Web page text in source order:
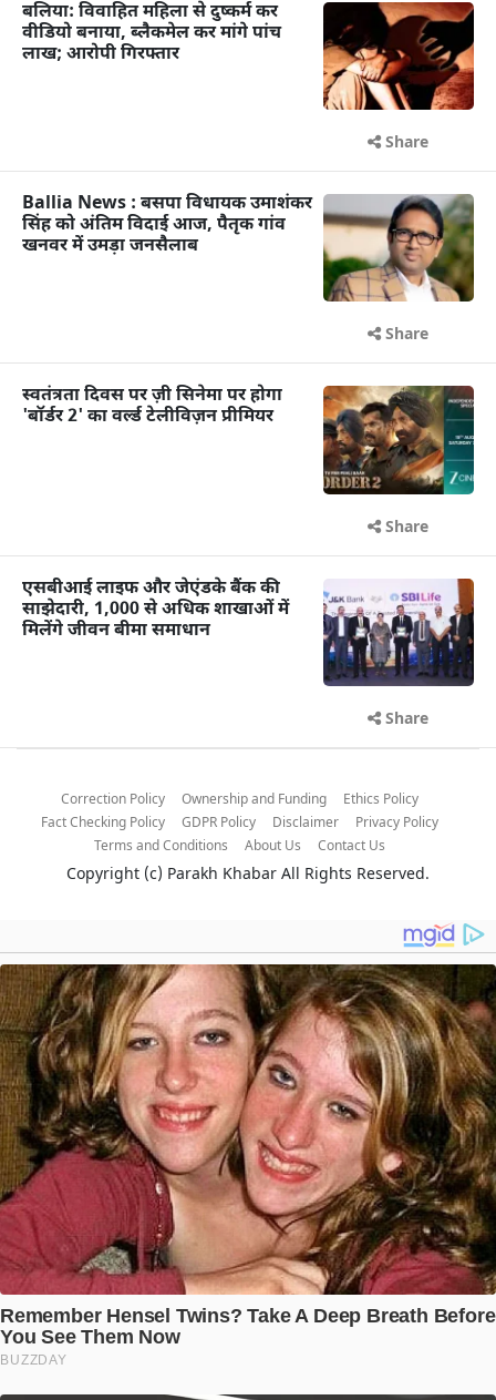
बलिया: विवाहित महिला से दुष्कर्म कर
वीडियो बनाया, ब्लैकमेल कर मांगे पांच
लाख; आरोपी गिरफ्तार
Share
Ballia News : बसपा विधायक उमाशंकर
सिंह को अंतिम विदाई आज, पैतृक गांव
खनवर में उमड़ा जनसैलाब
Share
स्वतंत्रता दिवस पर ज़ी सिनेमा पर होगा
'बॉर्डर 2' का वर्ल्ड टेलीविज़न प्रीमियर
Share
एसबीआई लाइफ और जेएंडके बैंक की
साझेदारी, 1,000 से अधिक शाखाओं में
मिलेंगे जीवन बीमा समाधान
Share
Correction Policy Ownership and Funding
Ethics Policy
Fact Checking Policy
GDPR Policy Disclaimer
Privacy Policy
Terms and Conditions
About Us Contact Us
Copyright (c) Parakh Khabar All Rights Reserved.